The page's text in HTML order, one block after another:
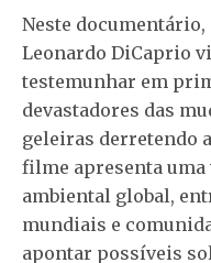
Neste
Leonardo DiCaprio
testemunhar em
devastadores das
geleiras derretendo
filme apresenta uma
ambiental global,
mundiais e
apontar possíveis